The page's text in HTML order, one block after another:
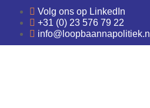
inhoud
Volg ons op LinkedIn
+31 (0) 23 576 79 22
info@loopbaannapolitiek.nl